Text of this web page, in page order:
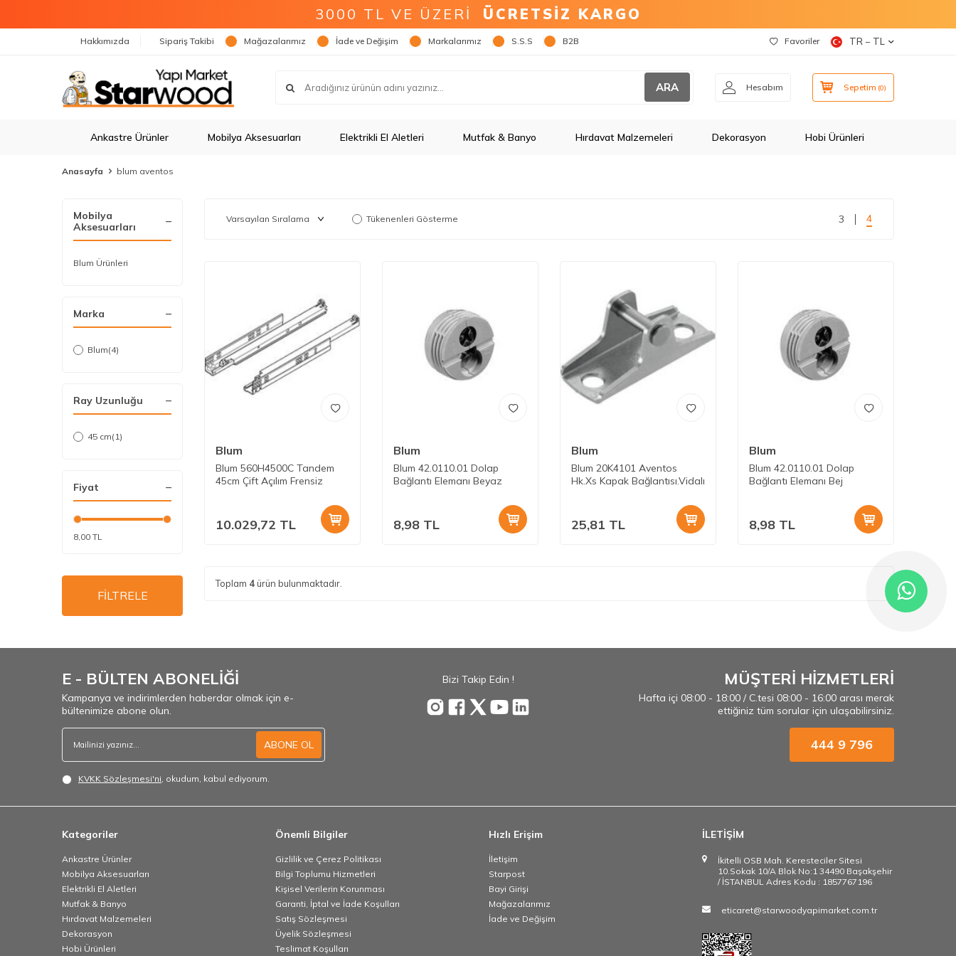
3000 TL VE ÜZERİ ÜCRETSİZ KARGO
Hakkımızda Sipariş Takibi Mağazalarımız İade ve Değişim Markalarımız S.S.S B2B Favoriler TR − TL
ARA Hesabım Sepetim (0)
Ankastre Ürünler Mobilya Aksesuarları Elektrikli El Aletleri Mutfak & Banyo Hırdavat Malzemeleri Dekorasyon Hobi Ürünleri
Anasayfa blum aventos
Mobilya
Aksesuarları
Blum Ürünleri
Marka
Blum(4)
Ray Uzunluğu
45 cm(1)
Fiyat
8,00 TL
FİLTRELE
Tükenenleri Gösterme 3 4
Blum
Blum 560H4500C Tandem
45cm Çift Açılım Frensiz
10.029,72 TL
Blum
Blum 42.0110.01 Dolap
Bağlantı Elemanı Beyaz
8,98 TL
Blum
Blum 20K4101 Aventos
Hk.Xs Kapak Bağlantısı.Vidalı
25,81 TL
Blum
Blum 42.0110.01 Dolap
Bağlantı Elemanı Bej
8,98 TL
Toplam 4 ürün bulunmaktadır.
E - BÜLTEN ABONELİĞİ
Kampanya ve indirimlerden haberdar olmak için e-
bültenimize abone olun.
ABONE OL
KVKK Sözleşmesi'ni, okudum, kabul ediyorum.
Bizi Takip Edin ! MÜŞTERİ HİZMETLERİ
Hafta içi 08:00 - 18:00 / C.tesi 08:00 - 16:00 arası merak
ettiğiniz tüm sorular için ulaşabilirsiniz.
444 9 796
Kategoriler
Ankastre Ürünler
Mobilya Aksesuarları
Elektrikli El Aletleri
Mutfak & Banyo
Hırdavat Malzemeleri
Dekorasyon
Hobi Ürünleri
Önemli Bilgiler
Gizlilik ve Çerez Politikası
Bilgi Toplumu Hizmetleri
Kişisel Verilerin Korunması
Garanti, İptal ve İade Koşulları
Satış Sözleşmesi
Üyelik Sözleşmesi
Teslimat Koşulları
Hızlı Erişim
İletişim
Starpost
Bayi Girişi
Mağazalarımız
İade ve Değişim
İLETİŞİM
İkitelli OSB Mah. Keresteciler Sitesi
10.Sokak 10/A Blok No:1 34490 Başakşehir
/ İSTANBUL Adres Kodu : 1857767196
eticaret@starwoodyapimarket.com.tr